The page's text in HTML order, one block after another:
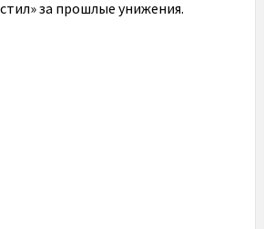
за прошлые унижения.